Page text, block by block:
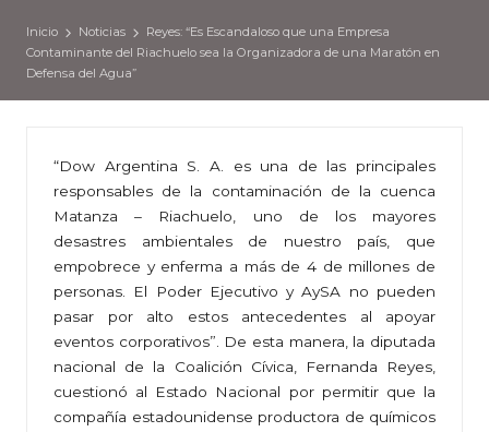
Inicio Noticias
Reyes: “Es Escandaloso que una Empresa
Contaminante del Riachuelo sea la Organizadora de una Maratón en
Defensa del Agua”
“Dow Argentina S. A. es una de las principales
responsables de la contaminación de la cuenca
Matanza – Riachuelo, uno de los mayores
desastres ambientales de nuestro país, que
empobrece y enferma a más de 4 de millones de
personas. El Poder Ejecutivo y AySA no pueden
pasar por alto estos antecedentes al apoyar
eventos corporativos”. De esta manera, la diputada
nacional de la Coalición Cívica, Fernanda Reyes,
cuestionó al Estado Nacional por permitir que la
compañía estadounidense productora de químicos